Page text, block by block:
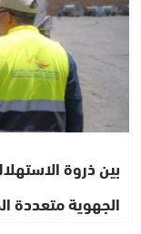
بين ذروة
الجهوية متعددة